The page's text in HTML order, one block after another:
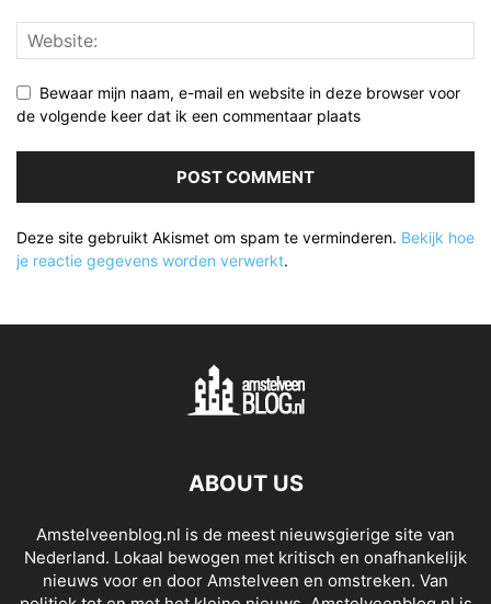
Bewaar mijn naam, e-mail en website in deze browser voor
de volgende keer dat ik een commentaar plaats
Deze site gebruikt Akismet om spam te verminderen. Bekijk hoe
je reactie gegevens worden verwerkt.
ABOUT US
Amstelveenblog.nl is de meest nieuwsgierige site van
Nederland. Lokaal bewogen met kritisch en onafhankelijk
nieuws voor en door Amstelveen en omstreken. Van